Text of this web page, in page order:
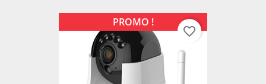
PROMO !
favorite_border